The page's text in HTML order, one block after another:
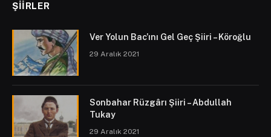
ŞIIRLER
Ver Yolun Bac’ını Gel Geç Şiiri – Köroğlu
29 Aralık 2021
Sonbahar Rüzgârı Şiiri – Abdullah
Tukay
29 Aralık 2021